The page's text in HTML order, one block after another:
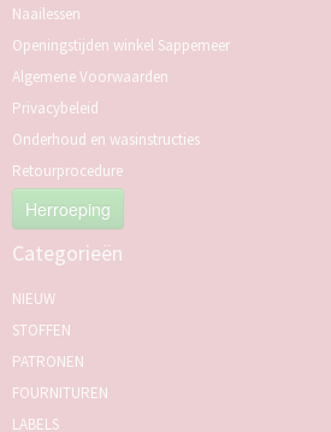
Naailessen
Openingstijden winkel Sappemeer
Algemene Voorwaarden
Privacybeleid
Onderhoud en wasinstructies
Retourprocedure
Herroeping
Categorieën
NIEUW
STOFFEN
PATRONEN
FOURNITUREN
LABELS